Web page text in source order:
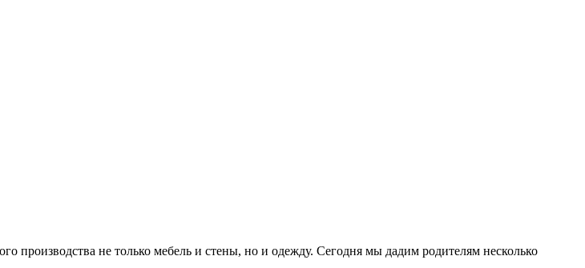
производства не только мебель и стены, но и одежду. Сегодня мы дадим родителям несколько